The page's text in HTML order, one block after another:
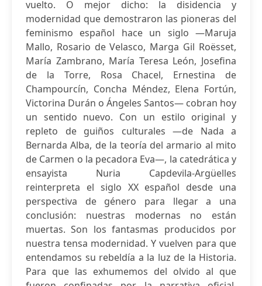
vuelto. O mejor dicho: la disidencia y
modernidad que demostraron las pioneras del
feminismo español hace un siglo —Maruja
Mallo, Rosario de Velasco, Marga Gil Roësset,
María Zambrano, María Teresa León, Josefina
de la Torre, Rosa Chacel, Ernestina de
Champourcín, Concha Méndez, Elena Fortún,
Victorina Durán o Ángeles Santos— cobran hoy
un sentido nuevo. Con un estilo original y
repleto de guiños culturales —de Nada a
Bernarda Alba, de la teoría del armario al mito
de Carmen o la pecadora Eva—, la catedrática y
ensayista Nuria Capdevila-Argüelles
reinterpreta el siglo XX español desde una
perspectiva de género para llegar a una
conclusión: nuestras modernas no están
muertas. Son los fantasmas producidos por
nuestra tensa modernidad. Y vuelven para que
entendamos su rebeldía a la luz de la Historia.
Para que las exhumemos del olvido al que